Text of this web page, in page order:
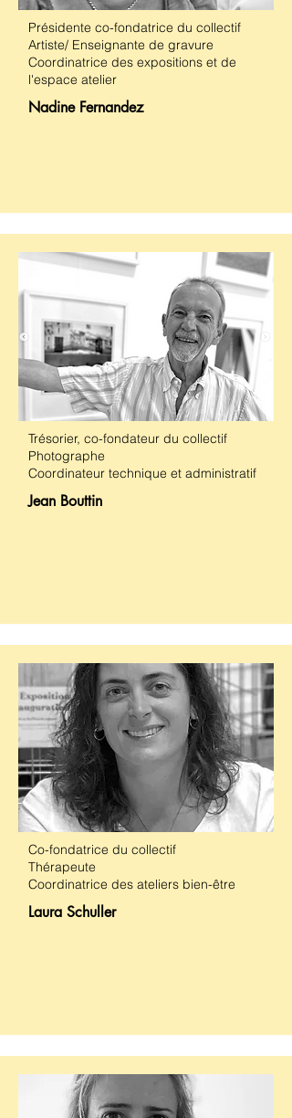
Présidente co-fondatrice du collectif
Artiste/ Enseignante de gravure
Coordinatrice des expositions et de
l'espace atelier
Nadine Fernandez
Trésorier, co-fondateur du collectif
Photographe
Coordinateur technique et administratif
Jean Bouttin
Co-fondatrice du collectif
Thérapeute
Coordinatrice des ateliers bien-être
Laura Schuller